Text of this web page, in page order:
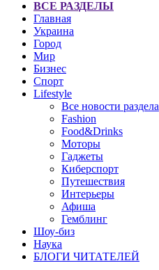
ВСЕ РАЗДЕЛЫ
Главная
Украина
Город
Мир
Бизнес
Спорт
Lifestyle
Все новости раздела
Fashion
Food&Drinks
Моторы
Гаджеты
Киберспорт
Путешествия
Интерьеры
Афиша
Гемблинг
Шоу-биз
Наука
БЛОГИ ЧИТАТЕЛЕЙ